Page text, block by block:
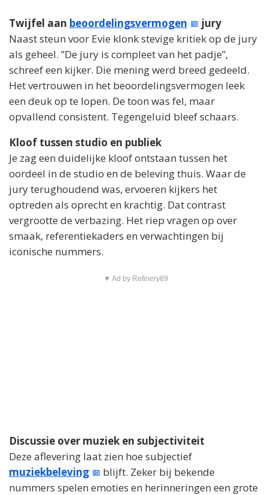
Twijfel aan beoordelingsvermogen
jury
Naast steun voor Evie klonk stevige kritiek op de jury
als geheel. ”De jury is compleet van het padje”,
schreef een kijker. Die mening werd breed gedeeld.
Het vertrouwen in het beoordelingsvermogen leek
een deuk op te lopen. De toon was fel, maar
opvallend consistent. Tegengeluid bleef schaars.
Kloof tussen studio en publiek
Je zag een duidelijke kloof ontstaan tussen het
oordeel in de studio en de beleving thuis. Waar de
jury terughoudend was, ervoeren kijkers het
optreden als oprecht en krachtig. Dat contrast
vergrootte de verbazing. Het riep vragen op over
smaak, referentiekaders en verwachtingen bij
iconische nummers.
▼ Ad by Refinery89
Discussie over muziek en subjectiviteit
Deze aflevering laat zien hoe subjectief
muziekbeleving
blijft. Zeker bij bekende
nummers spelen emoties en herinneringen een grote